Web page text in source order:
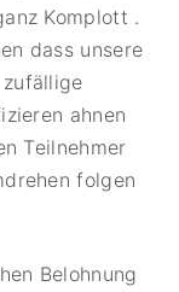
Komplott .
dass unsere
ahnen
Teilnehmer
folgen
Belohnung